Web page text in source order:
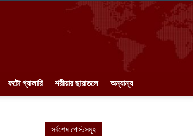
ফটো গ্যালারি শরীয়ার ছায়াতলে অন্যান্য
সর্বশেষ পোস্টসমূহ